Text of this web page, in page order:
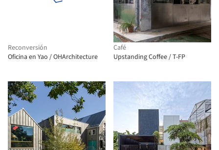
Reconversión
Oficina en Yao / OHArchitecture
Café
Upstanding Coffee / T-FP